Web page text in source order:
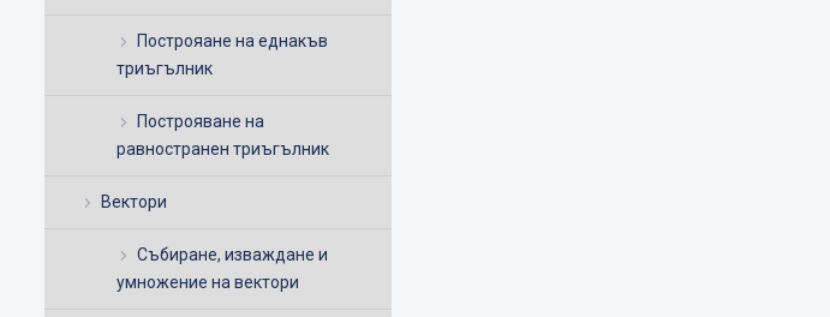
Построяане на еднакъв
триъгълник
Построяване на
равностранен триъгълник
Вектори
Събиране, изваждане и
умножение на вектори